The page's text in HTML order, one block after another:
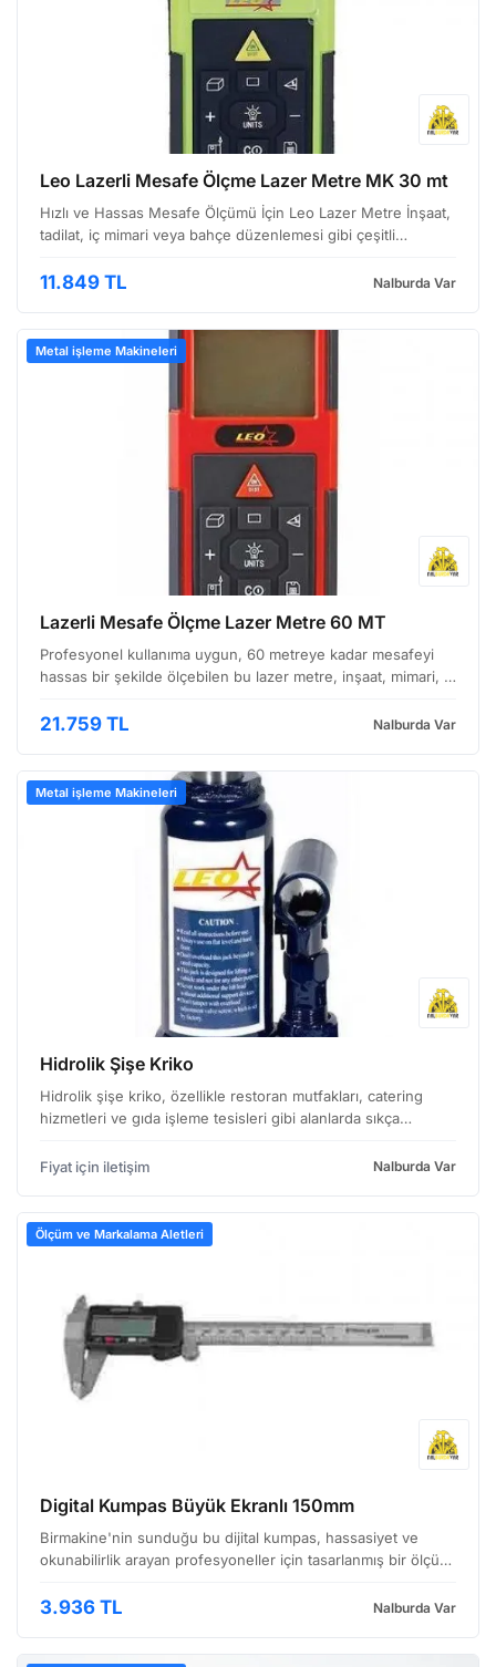
Leo Lazerli Mesafe Ölçme Lazer Metre MK 30 mt
Hızlı ve Hassas Mesafe Ölçümü İçin Leo Lazer Metre İnşaat,
tadilat, iç mimari veya bahçe düzenlemesi gibi çeşitli
Leo lazerli mesafe ölçme cihazı, bu işlemleri …
11.849 TL Nalburda Var
Metal işleme Makineleri
Lazerli Mesafe Ölçme Lazer Metre 60 MT
Profesyonel kullanıma uygun, 60 metreye kadar mesafeyi
hassas bir şekilde ölçebilen bu lazer metre, inşaat, mimari, iç
çalışmalara kolaylık sağlar. Hızlı ve doğru ö…
21.759 TL Nalburda Var
Metal işleme Makineleri
Hidrolik Şişe Kriko
Hidrolik şişe kriko, özellikle restoran mutfakları, catering
hizmetleri ve gıda işleme tesisleri gibi alanlarda sıkça
ekipmandır. Özellikle şarap şişesi gibi sil…
Fiyat için iletişim Nalburda Var
Ölçüm ve Markalama Aletleri
Digital Kumpas Büyük Ekranlı 150mm
Birmakine'nin sunduğu bu dijital kumpas, hassasiyet ve
okunabilirlik arayan profesyoneller için tasarlanmış bir ölçüm
süreçleri ve genel tamirat işlerinde sıkl…
3.936 TL Nalburda Var